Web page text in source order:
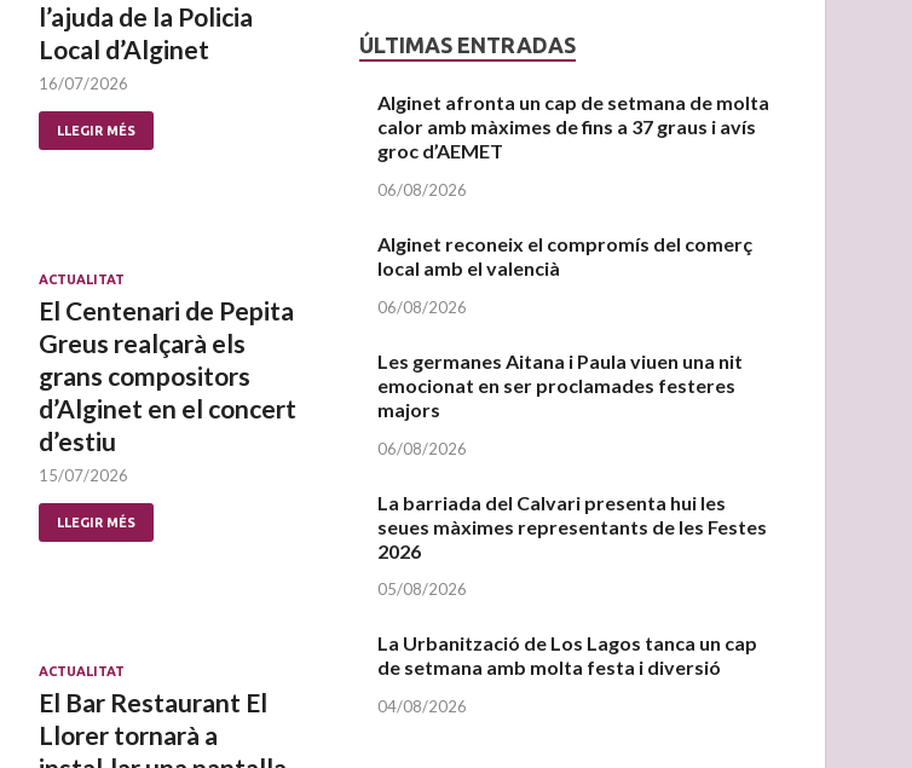
l’ajuda de la Policia
Local d’Alginet
16/07/2026
LLEGIR MÉS
ACTUALITAT
El Centenari de Pepita
Greus realçarà els
grans compositors
d’Alginet en el concert
d’estiu
15/07/2026
LLEGIR MÉS
ACTUALITAT
El Bar Restaurant El
Llorer tornarà a
ÚLTIMAS ENTRADAS
Alginet afronta un cap de setmana de molta
calor amb màximes de fins a 37 graus i avís
groc d’AEMET
06/08/2026
Alginet reconeix el compromís del comerç
local amb el valencià
06/08/2026
Les germanes Aitana i Paula viuen una nit
emocionat en ser proclamades festeres
majors
06/08/2026
La barriada del Calvari presenta hui les
seues màximes representants de les Festes
2026
05/08/2026
La Urbanització de Los Lagos tanca un cap
de setmana amb molta festa i diversió
04/08/2026